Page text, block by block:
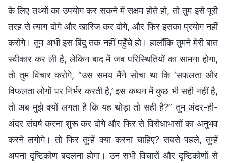
के लिए तथ्यों का उपयोग कर सकने में सक्षम होते हो, तो तुम इसे पूरी
तरह से त्याग दोगे और खारिज कर दोगे, और फिर इसका प्रयोग नहीं
करोगे। तुम अभी इस बिंदु तक नहीं पहुँचे हो। हालाँकि तुमने मेरी बात
स्‍वीकार कर ली है, लेकिन बाद में जब परिस्थितियों का सामना होगा,
तो तुम विचार करोगे, “उस समय मैंने सोचा था कि ‘सफलता और
विफलता लोगों पर निर्भर करती है,’ इस कथन में कुछ भी सही नहीं है,
तो अब मुझे क्यों लगता है कि यह थोड़ा तो सही है?” तुम अंदर-ही-
अंदर संघर्ष करना शुरू कर दोगे और फिर से विरोधाभासों का अनुभव
करने लगोगे। तो फिर तुम्‍हें क्या करना चाहिए? सबसे पहले, तुम्‍हें
अपना दृष्टिकोण बदलना होगा। उन सभी विचारों और दृष्टिकोणों से